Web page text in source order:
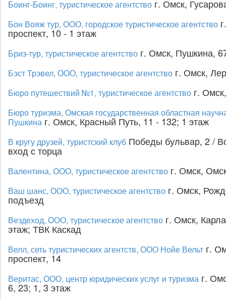
Боинг-Боинг, туристическое агентство г. Омск,
Бон Вояж тур, ООО, городское туристическое агентство
проспект, 10 - 1 этаж
Бриз-тур, туристическое агентство г. Омск, Пушкина,
Бэст Трэвел, ООО, туристическое агентство г. Омск,
Бюро путешествий №1, туристическое агентство г.
Бюро туризма, Омская государственная областная
Пушкина г. Омск, Красный Путь, 11 - 132; 1 этаж
В кругу друзей, туристский клуб Победы бульвар, 2 /
вход с торца
Валентина, ООО, туристическое агентство г. Омск,
Ваш шанс, ООО, туристическое агентство г. Омск,
подъезд
Вездеход, ООО, туристическое агентство г. Омск,
этаж; ТВК Каскад
Велл, сеть туристических агентств, ООО Нойе Вельт г.
проспект, 14
Веритас, ООО, центр юридических услуг и туризма г.
6, 23; 1, 3 этаж